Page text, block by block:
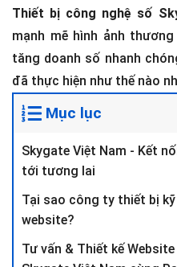
Thiết bị công nghệ số
mạnh mẽ hình ảnh
tăng doanh số nhanh
đã thực hiện như thế nào
Mục lục
Skygate Việt Nam - Kết
tới tương lai
Tại sao công ty thiết bị
website?
Tư vấn & Thiết kế